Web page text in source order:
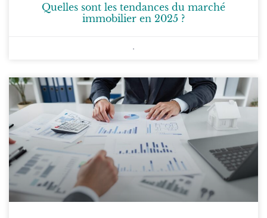
Quelles sont les tendances du marché
immobilier en 2025 ?